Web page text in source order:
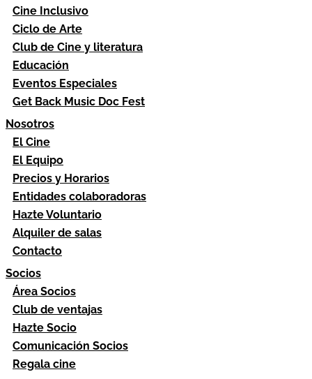
Cine Inclusivo
Ciclo de Arte
Club de Cine y literatura
Educación
Eventos Especiales
Get Back Music Doc Fest
Nosotros
El Cine
El Equipo
Precios y Horarios
Entidades colaboradoras
Hazte Voluntario
Alquiler de salas
Contacto
Socios
Área Socios
Club de ventajas
Hazte Socio
Comunicación Socios
Regala cine